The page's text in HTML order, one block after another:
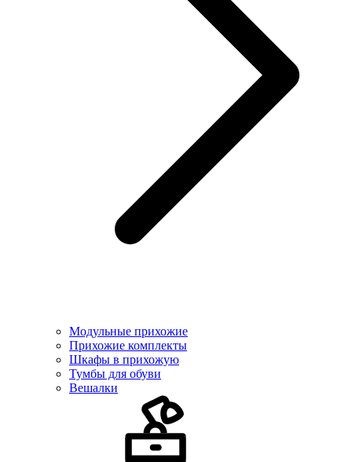
Модульные прихожие
Прихожие комплекты
Шкафы в прихожую
Тумбы для обуви
Вешалки